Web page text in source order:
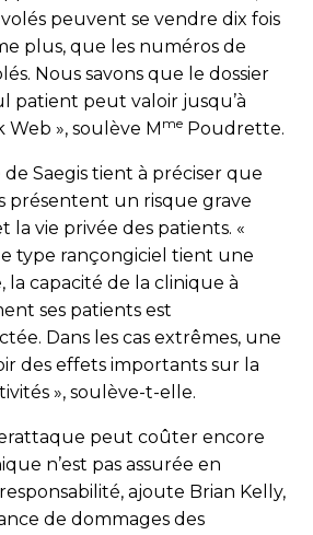
peuvent se vendre dix fois
plus, que les numéros de
Nous savons que le dossier
patient peut valoir jusqu’à
», soulève M me Poudrette.
Saegis tient à préciser que
présentent un risque grave
la vie privée des patients. «
type rançongiciel tient une
la capacité de la clinique à
ses patients est
Dans les cas extrêmes, une
des effets importants sur la
», soulève-t-elle.
peut coûter encore
n’est pas assurée en
ajoute Brian Kelly,
de dommages des